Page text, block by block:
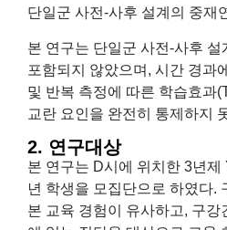
단일군 사전-사후 설계의 중재
본 연구는 단일군 사전-사후 설
포함되지 않았으며, 시간 경과
및 반복 측정에 따른 학습효과
교란 요인을 완전히 통제하지
2. 연구대상
본 연구는 D시에 위치한 3년
년 학생을 모집단으로 하였다.
본 교육 경험이 유사하고, 구강